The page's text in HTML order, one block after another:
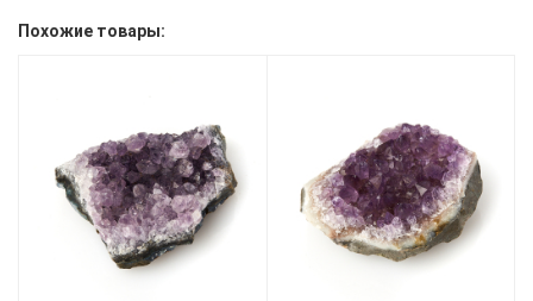
Похожие товары: